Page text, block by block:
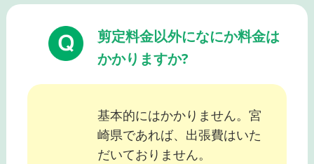
剪定料金以外になにか料金は
かかりますか?
基本的にはかかりません。宮
崎県であれば、出張費はいた
だいておりません。